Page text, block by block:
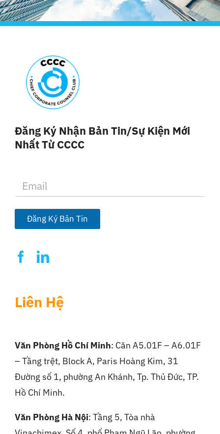
Đăng Ký Nhận Bản Tin/sự Kiện Mới
Nhất Từ CCCC
a
i
*
Đăng Ký Bản Tin
Liên Hệ
Văn Phòng Hồ Chí Minh: Căn A5.01F – A6.01F
– Tầng trệt, Block A, Paris Hoàng Kim, 31
Đường số 1, phường An Khánh, Tp. Thủ Đức, TP.
Hồ Chí Minh.
Văn Phòng Hà Nội: Tầng 5, Tòa nhà